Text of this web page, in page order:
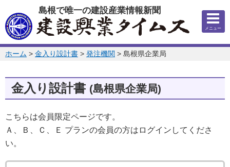
このページの本文へ
島根で唯一の建設産業情報新聞
メニュー
このページの位置:
ホーム > 金入り設計書 > 発注機関 > 島根県企業局
金入り設計書 (島根県企業局)
こちらは会員限定ページです。
Ａ、Ｂ、Ｃ、Ｅ プランの会員の方はログインしてくださ
い。